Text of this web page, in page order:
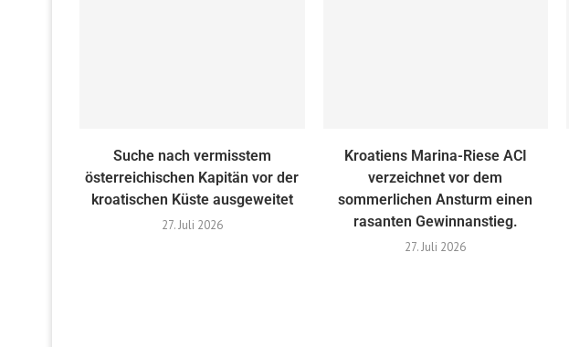
Suche nach vermisstem
österreichischen Kapitän vor der
kroatischen Küste ausgeweitet
27. Juli 2026
Kroatiens Marina-Riese ACI
verzeichnet vor dem
sommerlichen Ansturm einen
rasanten Gewinnanstieg.
27. Juli 2026